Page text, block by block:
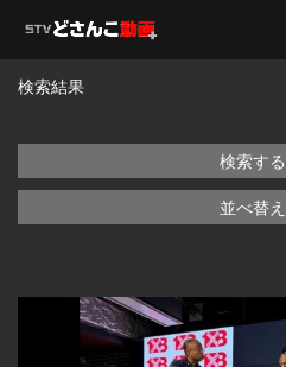
検索結果
検索する
並べ替え